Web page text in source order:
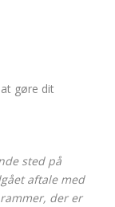
gøre dit
sted på
aftale med
der er